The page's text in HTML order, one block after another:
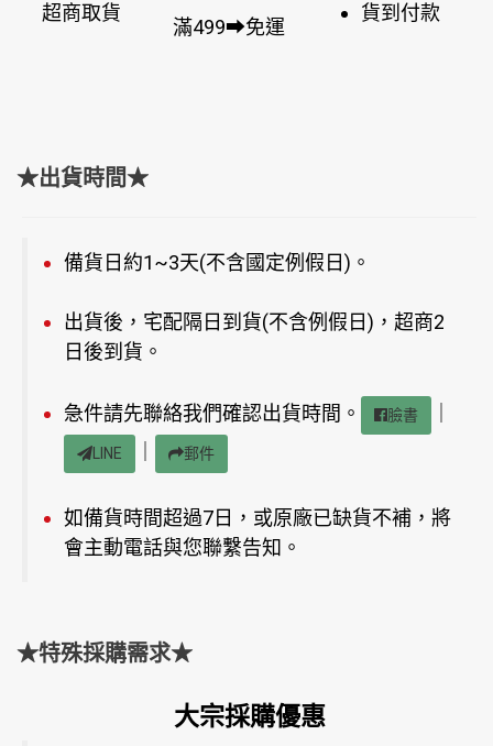
超商取貨
滿499➡免運
貨到付款
★出貨時間★
備貨日約1~3天(不含國定例假日)。
出貨後，宅配隔日到貨(不含例假日)，超商2
日後到貨。
急件請先聯絡我們確認出貨時間。 臉書
LINE 郵件
如備貨時間超過7日，或原廠已缺貨不補，將
會主動電話與您聯繫告知。
★特殊採購需求★
大宗採購優惠